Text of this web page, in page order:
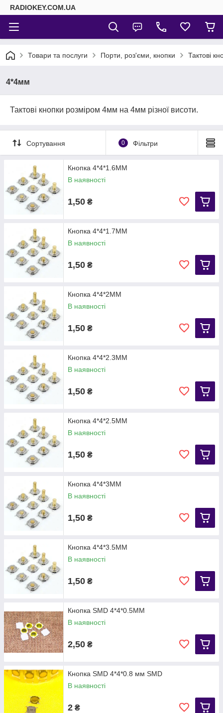
RADIOKEY.COM.UA
Товари та послуги Порти, роз'єми, кнопки Тактові
4*4мм
Тактові кнопки розміром 4мм на 4мм різної висоти.
Сортування 0 Фільтри
Кнопка 4*4*1.6MM
В наявності
1,50 ₴
Кнопка 4*4*1.7MM
В наявності
1,50 ₴
Кнопка 4*4*2MM
В наявності
1,50 ₴
Кнопка 4*4*2.3MM
В наявності
1,50 ₴
Кнопка 4*4*2.5MM
В наявності
1,50 ₴
Кнопка 4*4*3MM
В наявності
1,50 ₴
Кнопка 4*4*3.5MM
В наявності
1,50 ₴
Кнопка SMD 4*4*0.5MM
В наявності
2,50 ₴
Кнопка SMD 4*4*0.8 мм SMD
В наявності
2 ₴